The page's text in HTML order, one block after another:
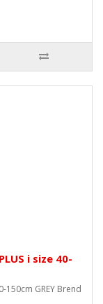
i size 40-
150cm GREY Brend